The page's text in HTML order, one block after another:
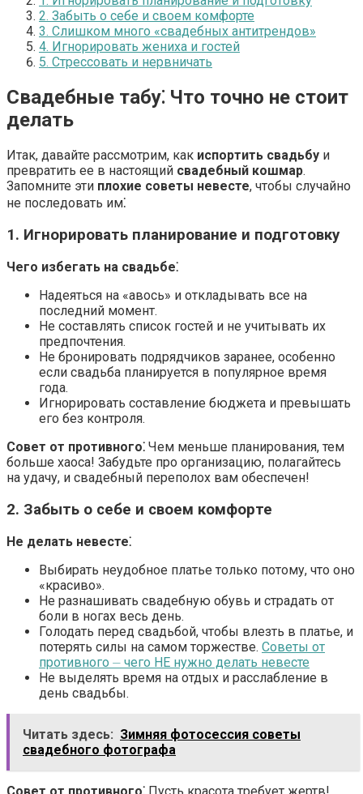
2. Забыть о себе и своем комфорте
3. Слишком много «свадебных антитрендов»
4. Игнорировать жениха и гостей
5. Стрессовать и нервничать
Свадебные табу⁚ Что точно не стоит
делать
Итак, давайте рассмотрим, как испортить свадьбу и
превратить ее в настоящий свадебный кошмар.
Запомните эти плохие советы невесте, чтобы случайно
не последовать им⁚
1. Игнорировать планирование и подготовку
Чего избегать на свадьбе⁚
Надеяться на «авось» и откладывать все на
последний момент.
Не составлять список гостей и не учитывать их
предпочтения.
Не бронировать подрядчиков заранее, особенно
если свадьба планируется в популярное время
года.
Игнорировать составление бюджета и превышать
его без контроля.
Совет от противного⁚ Чем меньше планирования, тем
больше хаоса! Забудьте про организацию, полагайтесь
на удачу, и свадебный переполох вам обеспечен!
2. Забыть о себе и своем комфорте
Не делать невесте⁚
Выбирать неудобное платье только потому, что оно
«красиво».
Не разнашивать свадебную обувь и страдать от
боли в ногах весь день.
Голодать перед свадьбой, чтобы влезть в платье, и
потерять силы на самом торжестве. Советы от
противного ⏤ чего НЕ нужно делать невесте
Не выделять время на отдых и расслабление в
день свадьбы.
Читать здесь: Зимняя фотосессия советы
свадебного фотографа
Совет от противного⁚ Пусть красота требует жертв!